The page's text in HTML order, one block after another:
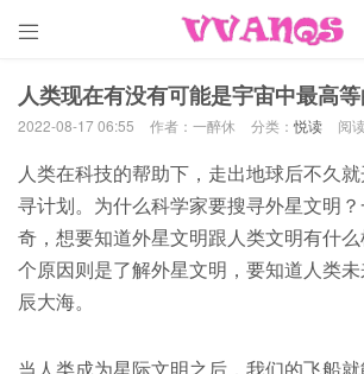

人类现在有没有可能是宇宙中最高
2022-08-17 06:55 作者：一醉休 分类：悦读 阅
人类在科技的帮助下，走出地球后不久
寻计划。为什么科学家要搜寻外星文明
奇，想要知道外星文明跟人类文明有什
个原因则是了解外星文明，要知道人类
辰大海。
当人类成为星际文明之后，我们的飞船